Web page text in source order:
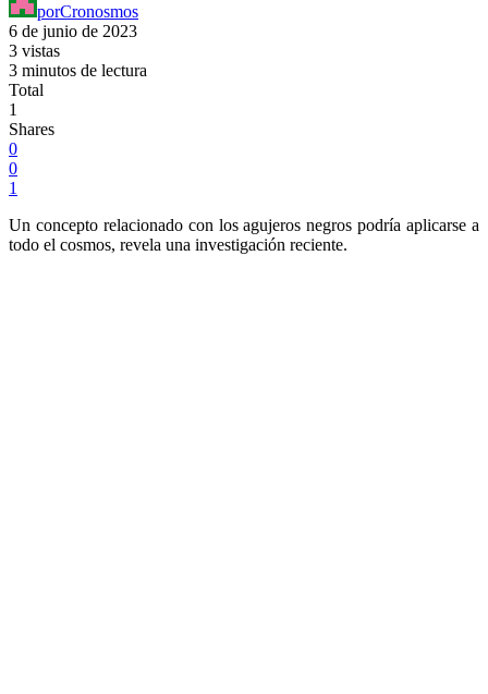
porCronosmos
6 de junio de 2023
3 vistas
3 minutos de lectura
Total
1
Shares
0
0
1
Un concepto relacionado con los agujeros negros podría aplicarse a
todo el cosmos, revela una investigación reciente.